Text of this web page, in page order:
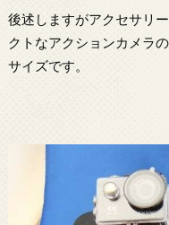
後述しますがアクセサリ
クトなアクションカメラ
サイズです。